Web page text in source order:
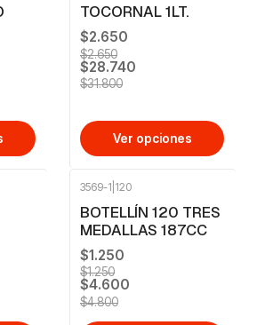
TOCORNAL 1LT.
$2.650
$2.650
$28.740
$31.800
Ver opciones
3569-1 120
BOTELLÍN 120 TRES
MEDALLAS 187CC
$1.250
$1.250
$4.600
$4.800